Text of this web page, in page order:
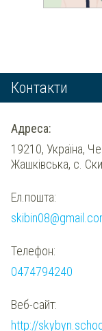
Контакти
Адреса:
19210, Україна,
Жашківська, с.
Ел.пошта:
Телефон:
0474794240
Веб-сайт:
http://